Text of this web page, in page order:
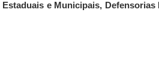
e Municipais,